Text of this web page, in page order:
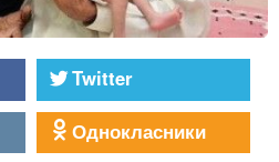
Twitter
Однокласники